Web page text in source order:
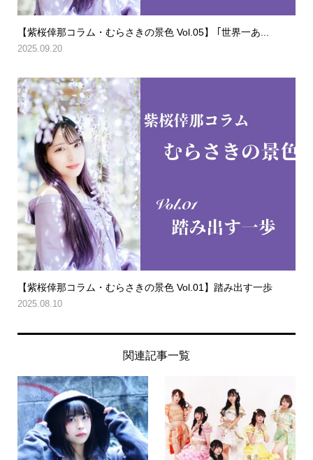
【紫桜倖那コラム・むらさきの景色 Vol.05】 ｢世界一あ...
2025.09.20
【紫桜倖那コラム・むらさきの景色 Vol.01】踏み出す一歩
2025.08.10
関連記事一覧